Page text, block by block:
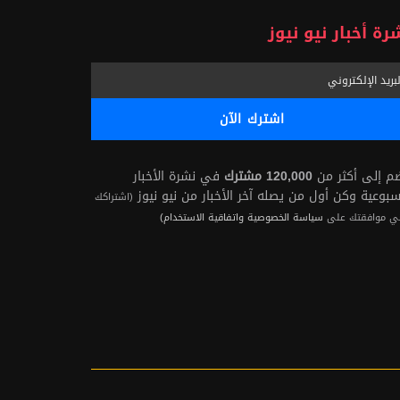
أخبار نيو نيوز
إلى أكثر من 120,000 مشترك
في نشرة الأخبار
وكن أول من يصله آخر الأخبار من نيو نيوز (اشتراكك
موافقتك على سياسة الخصوصية واتفاقية الاستخدام)